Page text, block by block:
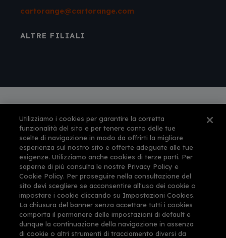
cartorange@cartorange.com
ALTRE FILIALI
Autorizzazione amministrativa n° 561 per
l'esercizio dell'attività di agenzia di viaggi e
turismo rilasciata dalla Provincia di Firenze il 12-
feb-1999
This site is protected by reCAPTCHA and the
GooglePrivacy PolicyandTerms of Service
apply.
Utilizziamo i cookies per garantire la corretta
funzionalità del sito e per tenere conto delle tue
scelte di navigazione in modo da offrirti la migliore
esperienza sul nostro sito e offerte adeguate alle tue
esigenze. Utilizziamo anche cookies di terze parti. Per
saperne di più consulta le nostre Privacy Policy e
Cookie Policy. Per proseguire nella consultazione del
sito devi scegliere se acconsentire all'uso dei cookie o
impostare i cookie cliccando su Impostazioni Cookies.
La chiusura del banner senza accettare tutti i cookies
comporta il permanere delle impostazioni di default e
dunque la continuazione della navigazione in assenza
di cookie o altri strumenti di tracciamento diversi da